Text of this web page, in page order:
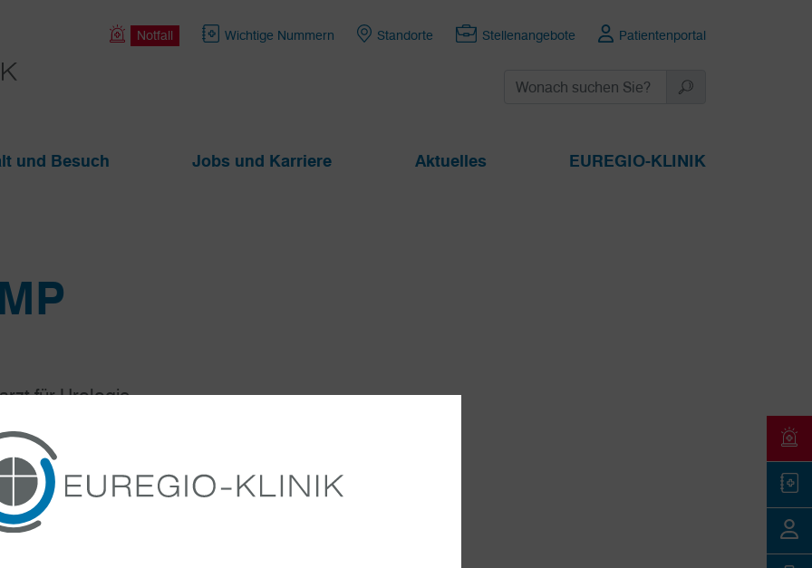
Notfall Wichtige Nummern Standorte Stellenangebote Patientenportal
und Besuch Jobs und Karriere Aktuelles EUREGIO-KLINIK
für Urologie